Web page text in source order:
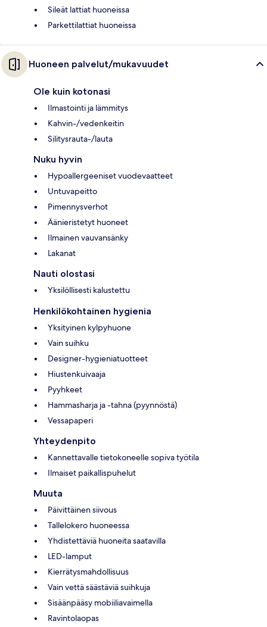
Sileät lattiat huoneissa
Parkettilattiat huoneissa
Huoneen palvelut/mukavuudet
Ole kuin kotonasi
Ilmastointi ja lämmitys
Kahvin-/vedenkeitin
Silitysrauta-/lauta
Nuku hyvin
Hypoallergeeniset vuodevaatteet
Untuvapeitto
Pimennysverhot
Äänieristetyt huoneet
Ilmainen vauvansänky
Lakanat
Nauti olostasi
Yksilöllisesti kalustettu
Henkilökohtainen hygienia
Yksityinen kylpyhuone
Vain suihku
Designer-hygieniatuotteet
Hiustenkuivaaja
Pyyhkeet
Hammasharja ja -tahna (pyynnöstä)
Vessapaperi
Yhteydenpito
Kannettavalle tietokoneelle sopiva työtila
Ilmaiset paikallispuhelut
Muuta
Päivittäinen siivous
Tallelokero huoneessa
Yhdistettäviä huoneita saatavilla
LED-lamput
Kierrätysmahdollisuus
Vain vettä säästäviä suihkuja
Sisäänpääsy mobiiliavaimella
Ravintolaopas